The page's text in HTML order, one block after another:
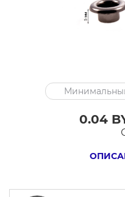
E#300
Люверс
0.04